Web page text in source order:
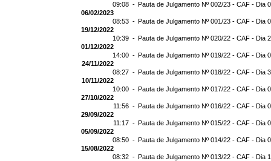
09:08 - Pauta de Julgamento Nº 002/23 - CAF - Dia
06/02/2023
08:53 - Pauta de Julgamento Nº 001/23 - CAF - Dia
19/12/2022
10:39 - Pauta de Julgamento Nº 020/22 - CAF - Dia
01/12/2022
14:00 - Pauta de Julgamento Nº 019/22 - CAF - Dia
24/11/2022
08:27 - Pauta de Julgamento Nº 018/22 - CAF - Dia
10/11/2022
10:00 - Pauta de Julgamento Nº 017/22 - CAF - Dia
27/10/2022
11:56 - Pauta de Julgamento Nº 016/22 - CAF - Dia
29/09/2022
11:17 - Pauta de Julgamento Nº 015/22 - CAF - Dia
05/09/2022
08:50 - Pauta de Julgamento Nº 014/22 - CAF - Dia
15/08/2022
08:32 - Pauta de Julgamento Nº 013/22 - CAF - Dia